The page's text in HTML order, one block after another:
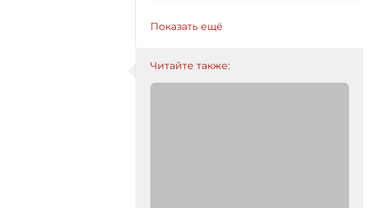
Показать ещё
Читайте также: